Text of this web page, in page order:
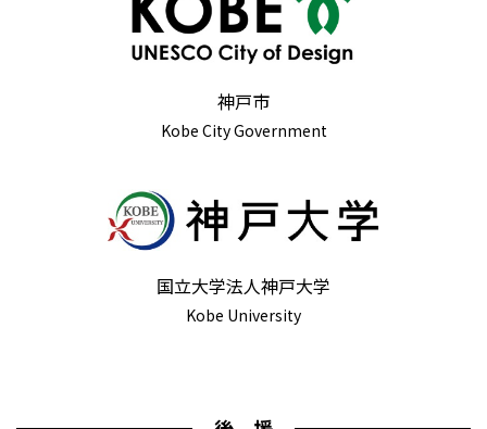
神戸市
Kobe City Government
国立大学法人神戸大学
Kobe University